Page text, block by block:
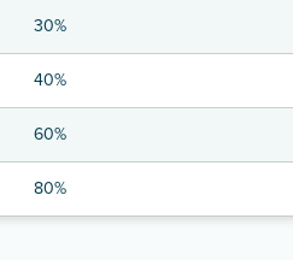
30%
40%
60%
80%